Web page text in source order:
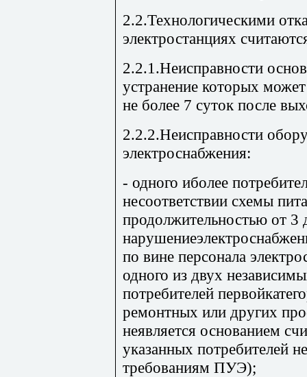
2.2.Технологическими
электростанциях
2.2.1.Неисправности
устранение которых
не более 7 суток после
2.2.2.Неисправности
электроснабжения:
- одного иболее
несоответствии схемы
продолжительностью от 3
по вине персонала
одного из двух
потребителей
ремонтных или других
неявляется основанием
указанных потребителей
требованиям ПУЭ);